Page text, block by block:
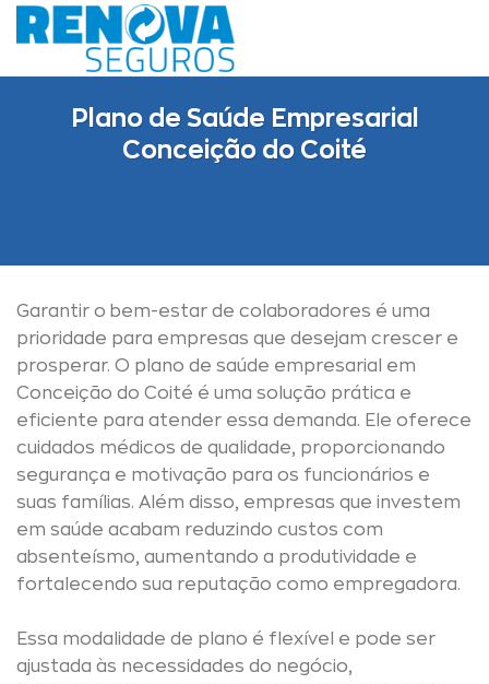
Skip
to
Plano de Saúde Empresarial
Conceição do Coité
Garantir o bem-estar de colaboradores é uma
prioridade para empresas que desejam crescer e
prosperar. O plano de saúde empresarial em
Conceição do Coité é uma solução prática e
eficiente para atender essa demanda. Ele oferece
cuidados médicos de qualidade, proporcionando
segurança e motivação para os funcionários e
suas famílias. Além disso, empresas que investem
em saúde acabam reduzindo custos com
absenteísmo, aumentando a produtividade e
fortalecendo sua reputação como empregadora.
Essa modalidade de plano é flexível e pode ser
ajustada às necessidades do negócio,